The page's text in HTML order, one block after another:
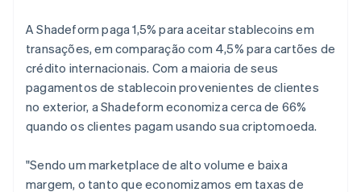
A Shadeform paga 1,5% para aceitar stablecoins em
transações, em comparação com 4,5% para cartões de
crédito internacionais. Com a maioria de seus
pagamentos de stablecoin provenientes de clientes
no exterior, a Shadeform economiza cerca de 66%
quando os clientes pagam usando sua criptomoeda.
"Sendo um marketplace de alto volume e baixa
margem, o tanto que economizamos em taxas de